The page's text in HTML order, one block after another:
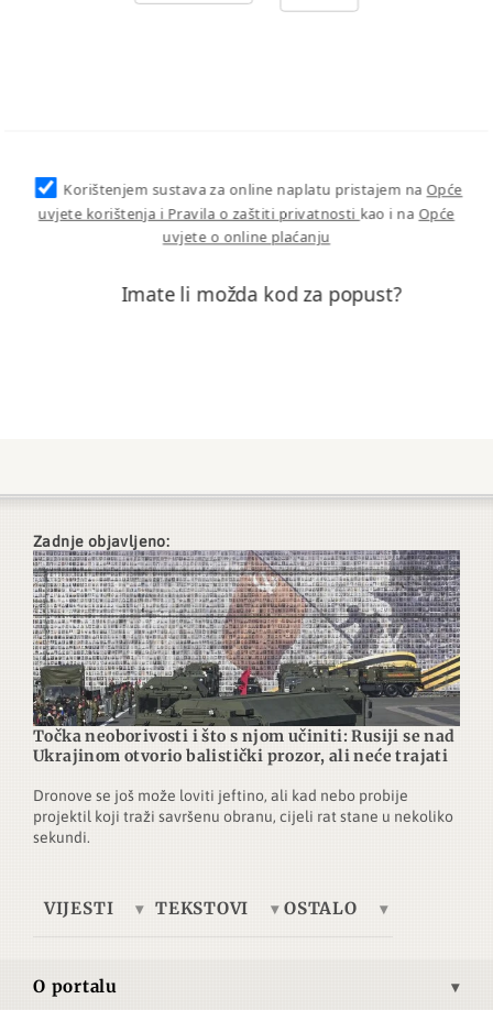
Korištenjem sustava za online naplatu pristajem na Opće
uvjete korištenja i Pravila o zaštiti privatnosti kao i na Opće
uvjete o online plaćanju
Imate li možda kod za popust?
Zadnje objavljeno:
Točka neoborivosti i što s njom učiniti: Rusiji se nad
Ukrajinom otvorio balistički prozor, ali neće trajati
Dronove se još može loviti jeftino, ali kad nebo probije
projektil koji traži savršenu obranu, cijeli rat stane u nekoliko
sekundi.
VIJESTI
Azija
TEKSTOVI OSTALO
O portalu